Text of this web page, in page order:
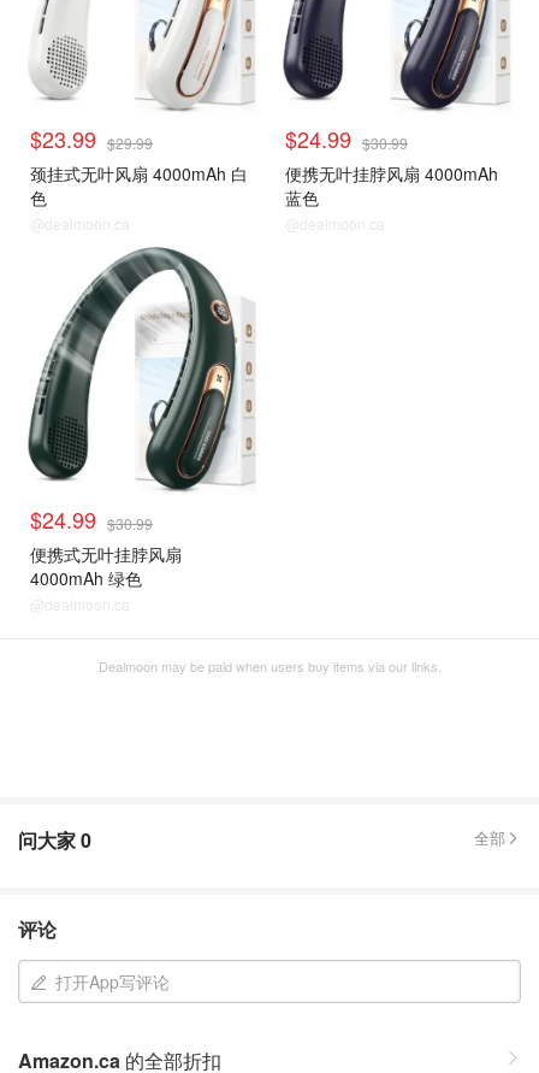
$23.99 $29.99
颈挂式无叶风扇 4000mAh 白
色
@dealmoon.ca
$24.99 $30.99
便携无叶挂脖风扇 4000mAh
蓝色
@dealmoon.ca
$24.99 $30.99
便携式无叶挂脖风扇
4000mAh 绿色
@dealmoon.ca
Dealmoon may be paid when users buy items via our links.
问大家0 全部
评论
打开App写评论
Amazon.ca 的全部折扣